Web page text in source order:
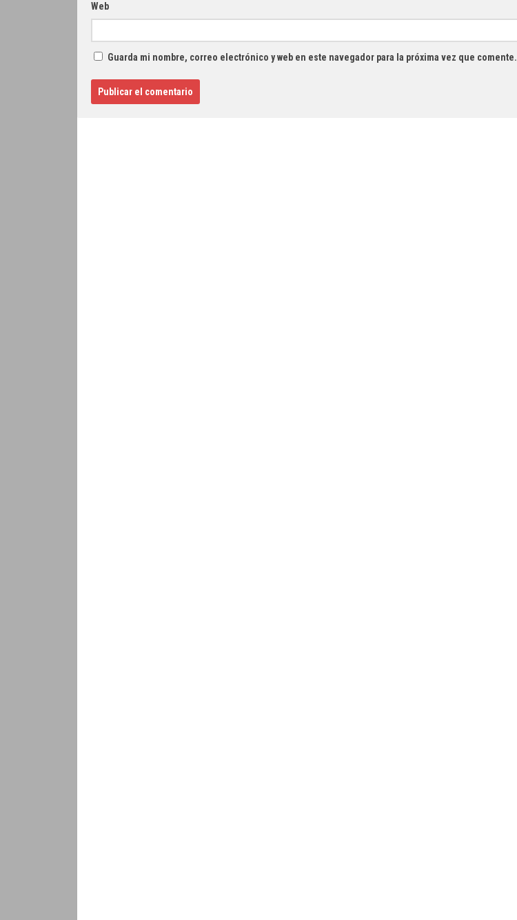
Web
Guarda mi nombre, correo electrónico y web en este navegador para la próxima vez que comente.